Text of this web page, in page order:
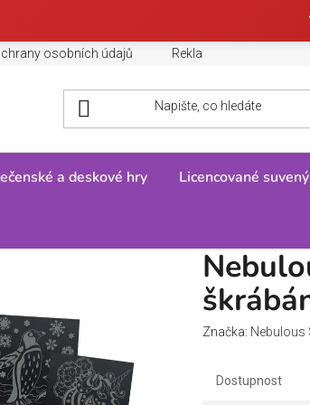
osobních údajů Reklamace, výměny a
a deskové hry Licencované
Značka: Nebulous
Dostupnost